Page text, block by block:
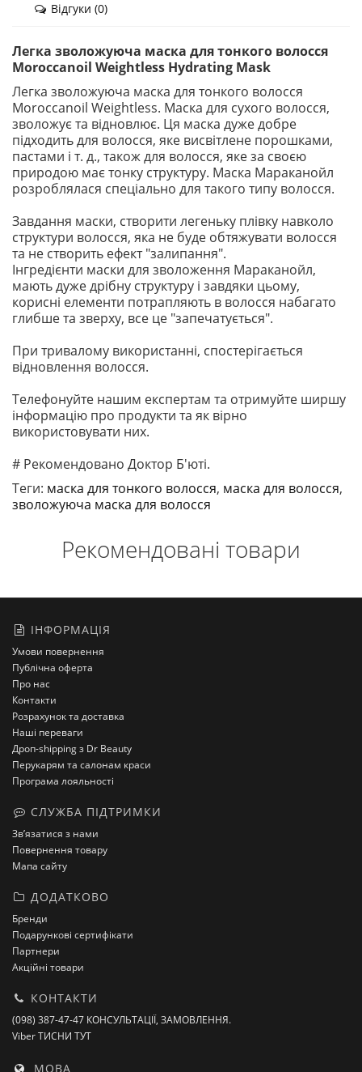
Відгуки (0)
Легка зволожуюча маска для тонкого волосся
Moroccanoil Weightless Hydrating Mask
Легка зволожуюча маска для тонкого волосся
Moroccanoil Weightless. Маска для сухого волосся,
зволожує та відновлює. Ця маска дуже добре
підходить для волосся, яке висвітлене порошками,
пастами і т. д., також для волосся, яке за своєю
природою має тонку структуру. Маска Мараканойл
розроблялася спеціально для такого типу волосся.
Завдання маски, створити легеньку плівку навколо
структури волосся, яка не буде обтяжувати волосся
та не створить ефект "залипання".
Інгредієнти маски для зволоження Мараканойл,
мають дуже дрібну структуру і завдяки цьому,
корисні елементи потрапляють в волосся набагато
глибше та зверху, все це "запечатується".
При тривалому використанні, спостерігається
відновлення волосся.
Телефонуйте нашим експертам та отримуйте ширшу
інформацію про продукти та як вірно
використовувати них.
# Рекомендовано Доктор Б'юті.
Теги: маска для тонкого волосся, маска для волосся,
зволожуюча маска для волосся
Рекомендовані товари
ІНФОРМАЦІЯ
Умови повернення
Публічна оферта
Про нас
Контакти
Розрахунок та доставка
Наші переваги
Дроп-shipping з Dr Beauty
Перукарям та салонам краси
Програма лояльності
СЛУЖБА ПІДТРИМКИ
Зв’язатися з нами
Повернення товару
Мапа сайту
ДОДАТКОВО
Бренди
Подарункові сертифікати
Партнери
Акційні товари
КОНТАКТИ
(098) 387-47-47 КОНСУЛЬТАЦІЇ, ЗАМОВЛЕННЯ.
Viber ТИСНИ ТУТ
МОВА